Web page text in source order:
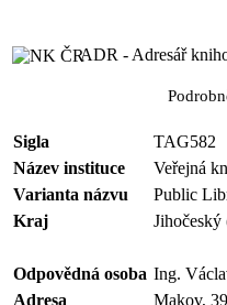
ADR - Adresář
Sigla
TAG582
Název instituce
Veřejná
Varianta názvu
Public
Kraj
Jihočeský
Odpovědná osoba Ing.
Adresa
Makov,